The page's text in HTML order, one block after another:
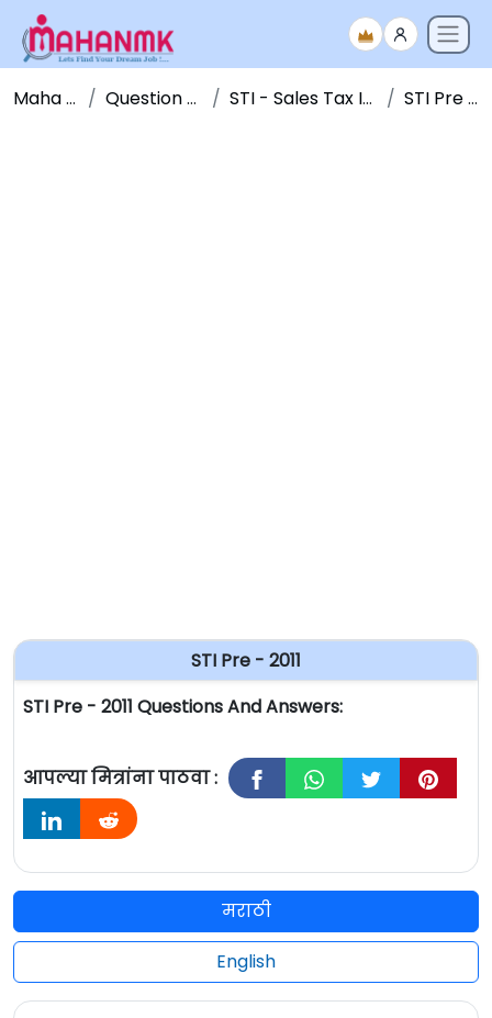
Maha NMK Question Papers STI - Sales Tax Inspector STI Pre - 2011
STI Pre - 2011
STI Pre - 2011 Questions And Answers:
आपल्या मित्रांना पाठवा :
मराठी
English